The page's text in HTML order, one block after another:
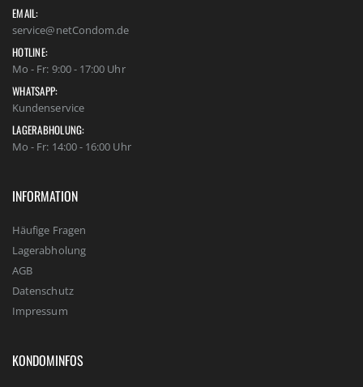
EMAIL:
service@netCondom.de
HOTLINE:
Mo - Fr: 9:00 - 17:00 Uhr
WHATSAPP:
Kundenservice
LAGERABHOLUNG:
Mo - Fr: 14:00 - 16:00 Uhr
INFORMATION
Häufige Fragen
Lagerabholung
AGB
Datenschutz
Impressum
KONDOMINFOS